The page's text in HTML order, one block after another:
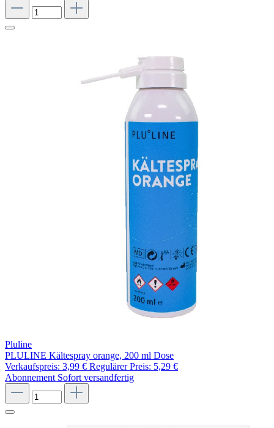
Pluline
PLULINE Kältespray orange, 200 ml Dose
Verkaufspreis: 3,99 € Regulärer Preis: 5,29 €
Abonnement Sofort versandfertig